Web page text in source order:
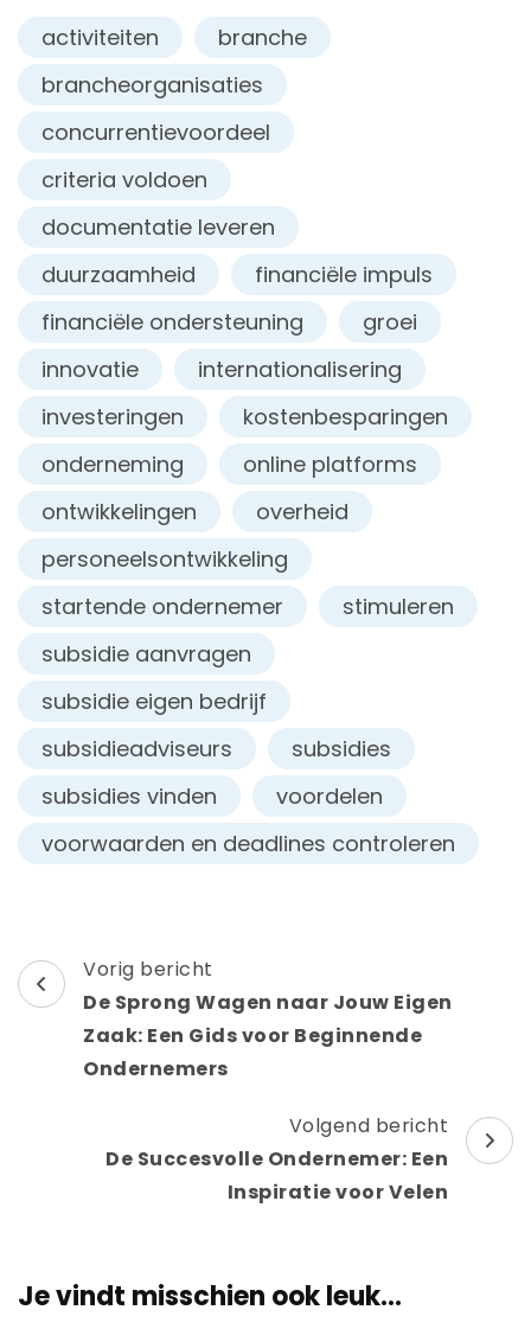
activiteiten
branche
brancheorganisaties
concurrentievoordeel
criteria voldoen
documentatie leveren
duurzaamheid
financiële impuls
financiële ondersteuning
groei
innovatie
internationalisering
investeringen
kostenbesparingen
onderneming
online platforms
ontwikkelingen
overheid
personeelsontwikkeling
startende ondernemer
stimuleren
subsidie aanvragen
subsidie eigen bedrijf
subsidieadviseurs
subsidies
subsidies vinden
voordelen
voorwaarden en deadlines controleren
Berichtnavigatie
Vorig bericht
De Sprong Wagen naar Jouw Eigen
Zaak: Een Gids voor Beginnende
Ondernemers
Volgend bericht
De Succesvolle Ondernemer: Een
Inspiratie voor Velen
Je vindt misschien ook leuk...